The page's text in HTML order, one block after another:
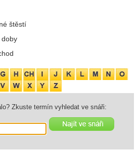
štěstí
Zkuste termín vyhledat ve snáři: